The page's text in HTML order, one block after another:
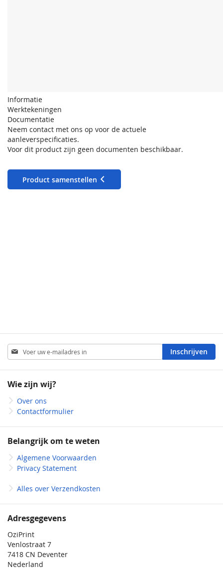
Informatie
Werktekeningen
Documentatie
Neem contact met ons op voor de actuele
aanleverspecificaties.
Voor dit product zijn geen documenten beschikbaar.
Product samenstellen
Abonneer
u
op
nieuwsbrief
Inschrijven
Wie zijn wij?
Over ons
Contactformulier
Belangrijk om te weten
Algemene Voorwaarden
Privacy Statement
Alles over Verzendkosten
Adresgegevens
OziPrint
Venlostraat 7
7418 CN Deventer
Nederland